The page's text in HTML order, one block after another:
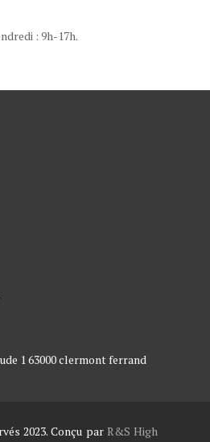
: 9h-17h.
1 63000 clermont ferrand
2023. Conçu par R&S High